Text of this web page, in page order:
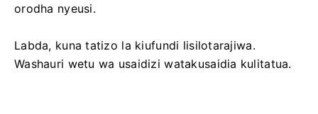
orodha nyeusi.
Labda, kuna tatizo la kiufundi lisilotarajiwa.
Washauri wetu wa usaidizi watakusaidia kulitatua.